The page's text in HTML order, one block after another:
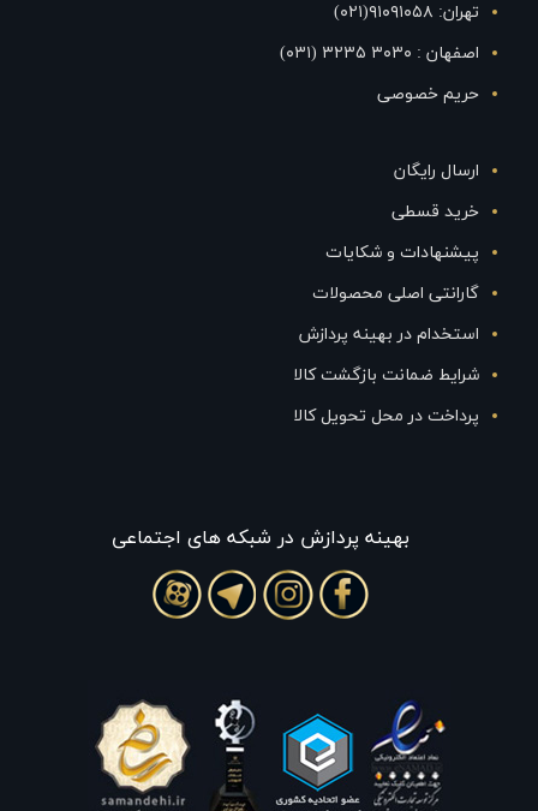
تهران: ۹۱۰۹۱۰۵۸(۰۲۱)
اصفهان : ۳۰۳۰ ۳۲۳۵ (۰۳۱)
حریم خصوصی
ارسال رایگان
خرید قسطی
پیشنهادات و شکایات
گارانتی اصلی محصولات
استخدام در بهینه پردازش
شرایط ضمانت بازگشت کالا
پرداخت در محل تحویل کالا
بهينه پردازش در شبکه های اجتماعی